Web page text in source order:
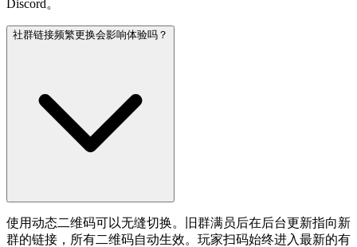
Discord。
社群链接频繁更换会影响体验吗？
使用动态二维码可以无缝切换。旧群满员后在后台更新指向新
群的链接，所有二维码自动生效。玩家扫码始终进入最新的有